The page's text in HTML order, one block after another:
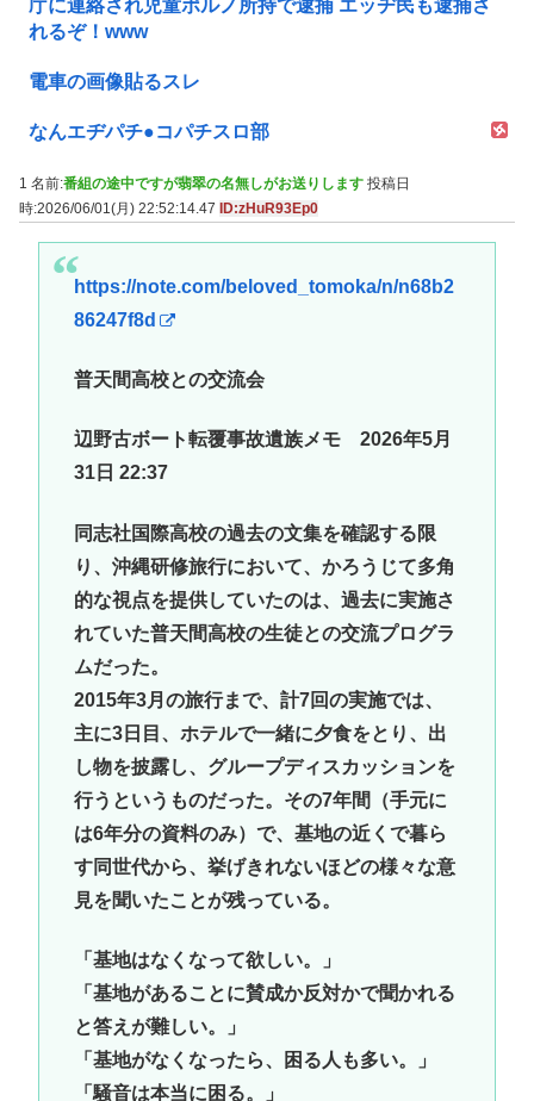
庁に連絡され児童ポルノ所持で逮捕 エッヂ民も逮捕さ
れるぞ！www
電車の画像貼るスレ
なんエヂパチ●コパチスロ部
1 名前:番組の途中ですが翡翠の名無しがお送りします 投稿日
時:2026/06/01(月) 22:52:14.47
ID:zHuR93Ep0
https://note.com/beloved_tomoka/n/n68b2
86247f8d
普天間高校との交流会
辺野古ボート転覆事故遺族メモ 2026年5月
31日 22:37
同志社国際高校の過去の文集を確認する限
り、沖縄研修旅行において、かろうじて多角
的な視点を提供していたのは、過去に実施さ
れていた普天間高校の生徒との交流プログラ
ムだった。
2015年3月の旅行まで、計7回の実施では、
主に3日目、ホテルで一緒に夕食をとり、出
し物を披露し、グループディスカッションを
行うというものだった。その7年間（手元に
は6年分の資料のみ）で、基地の近くで暮ら
す同世代から、挙げきれないほどの様々な意
見を聞いたことが残っている。
「基地はなくなって欲しい。」
「基地があることに賛成か反対かで聞かれる
と答えが難しい。」
「基地がなくなったら、困る人も多い。」
「騒音は本当に困る。」